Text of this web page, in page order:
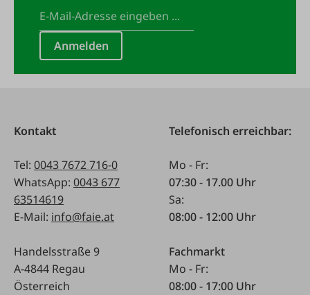
Anmelden
Kontakt
Tel: 0043 7672 716-0
WhatsApp: 0043 677
63514619
E-Mail: info@faie.at
Handelsstraße 9
A-4844 Regau
Österreich
Telefonisch erreichbar:
Mo - Fr:
07:30 - 17.00 Uhr
Sa:
08:00 - 12:00 Uhr
Fachmarkt
Mo - Fr:
08:00 - 17:00 Uhr